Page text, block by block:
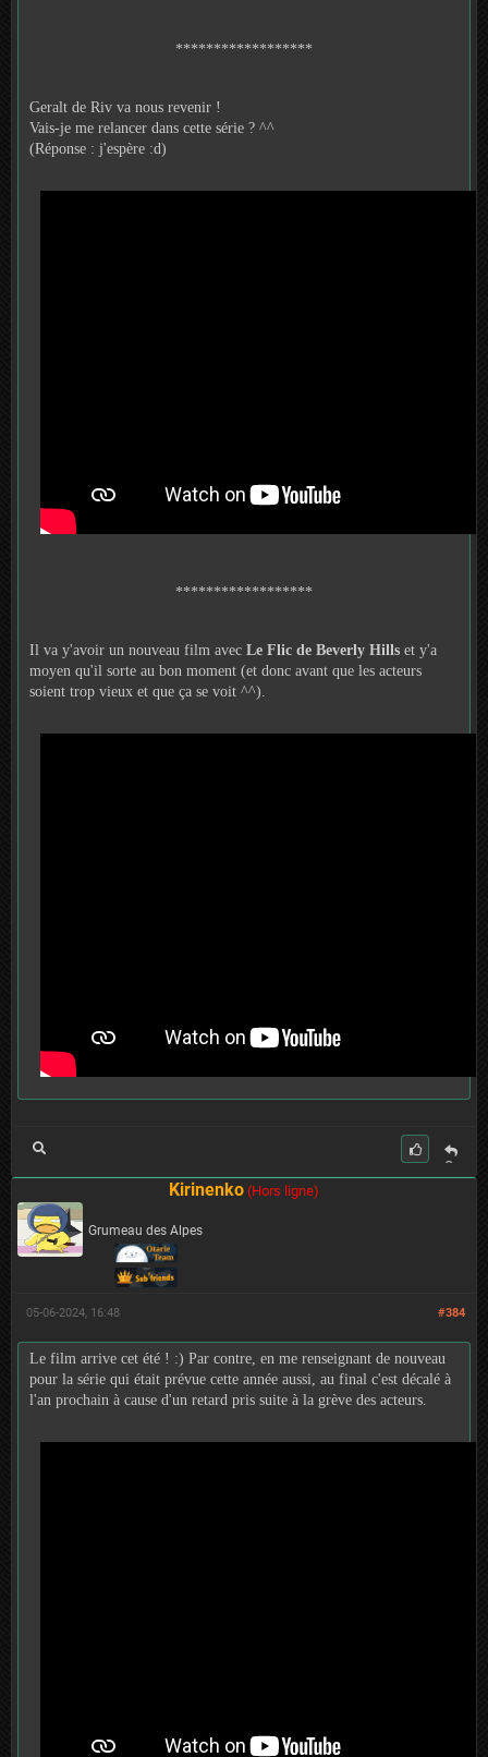
******************
Geralt de Riv va nous revenir !
Vais-je me relancer dans cette série ? ^^
(Réponse : j'espère :d)
******************
Il va y'avoir un nouveau film avec Le Flic de Beverly Hills et y'a
moyen qu'il sorte au bon moment (et donc avant que les acteurs
soient trop vieux et que ça se voit ^^).
C
it
Kirinenko (Hors ligne)
Grumeau des Alpes
#384
05-06-2024, 16:48
Le film arrive cet été ! :) Par contre, en me renseignant de nouveau
pour la série qui était prévue cette année aussi, au final c'est décalé à
l'an prochain à cause d'un retard pris suite à la grève des acteurs.